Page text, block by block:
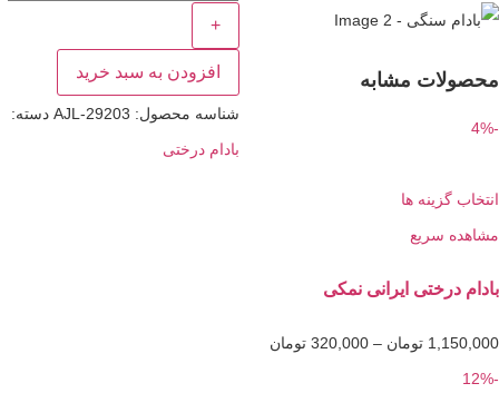
افزودن به سبد خرید
شناسه محصول:AJL-29203 دسته:
بادام درختی
مشابه
ها
سریع
ایرانی نمکی
تومان –
320,000 تومان